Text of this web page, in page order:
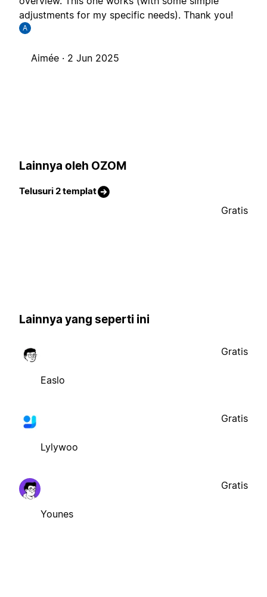
adjustments for my specific needs). Thank you!
A
Aimée · 2 Jun 2025
Lainnya oleh OZOM
Telusuri 2 templat
Gratis
Lainnya yang seperti ini
Easlo
Gratis
Lylywoo
Gratis
Younes
Gratis